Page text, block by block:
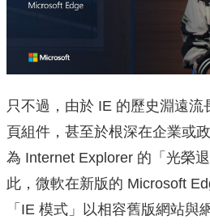
只不過，由於 IE 的歷史淵遠
頁組件，甚至於根深在企業或
為 Internet Explorer 的「光榮
此，微軟在新版的 Microsoft
「IE 模式」以相容舊版網站與